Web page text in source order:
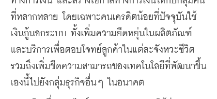
ที่หลากหลาย โดยเฉพาะคนเครดิตน้อยที่ปัจจุบันใช้
เงินกู้นอกระบบ ทั้งเพิ่มความยืดหยุ่นในผลิตภัณฑ์
และบริการเพื่อตอบโจทย์ลูกค้าในแต่ละจังหวะชีวิต
รวมถึงเพิ่มขีดความสามารถของเทคโนโลยีที่พัฒนาขึ้น
เองนี้ไปยังกลุ่มธุรกิจอื่นๆ ในอนาคต